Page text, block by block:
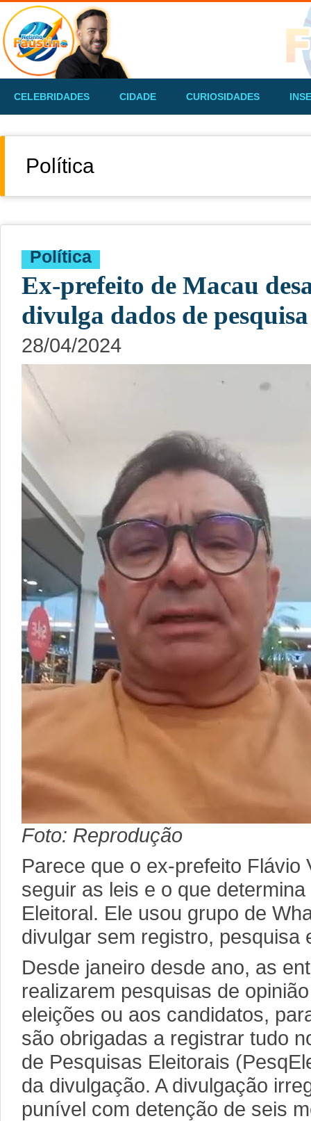
CELEBRIDADES CIDADE CURIOSIDADES
Política
Política
Ex-prefeito de Macau
divulga dados de
28/04/2024
Foto: Reprodução
Parece que o ex-prefeito Flávio
seguir as leis e o que
Eleitoral. Ele usou grupo de
divulgar sem registro, pesquisa
Desde janeiro desde ano, as
realizarem pesquisas de
eleições ou aos candidatos,
são obrigadas a registrar tudo
de Pesquisas Eleitorais
da divulgação. A divulgação
punível com detenção de seis